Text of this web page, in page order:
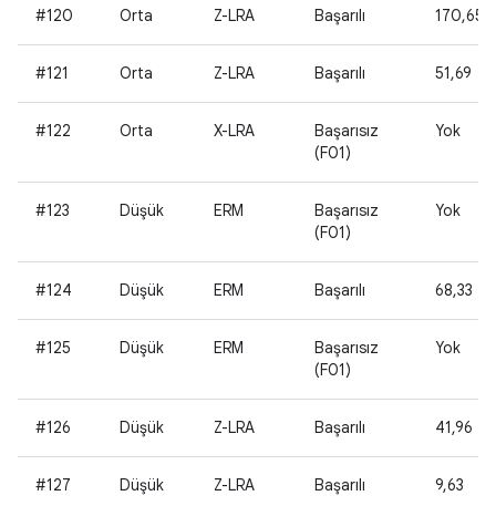
#120 Orta Z-LRA Başarılı 170,65
#121 Orta Z-LRA Başarılı 51,69
#122 Orta X-LRA
Başarısız
(F01)
Yok
#123 Düşük ERM
Başarısız
(F01)
Yok
#124 Düşük ERM Başarılı 68,33
#125 Düşük ERM
Başarısız
(F01)
Yok
#126 Düşük Z-LRA Başarılı 41,96
#127 Düşük Z-LRA Başarılı 9,63